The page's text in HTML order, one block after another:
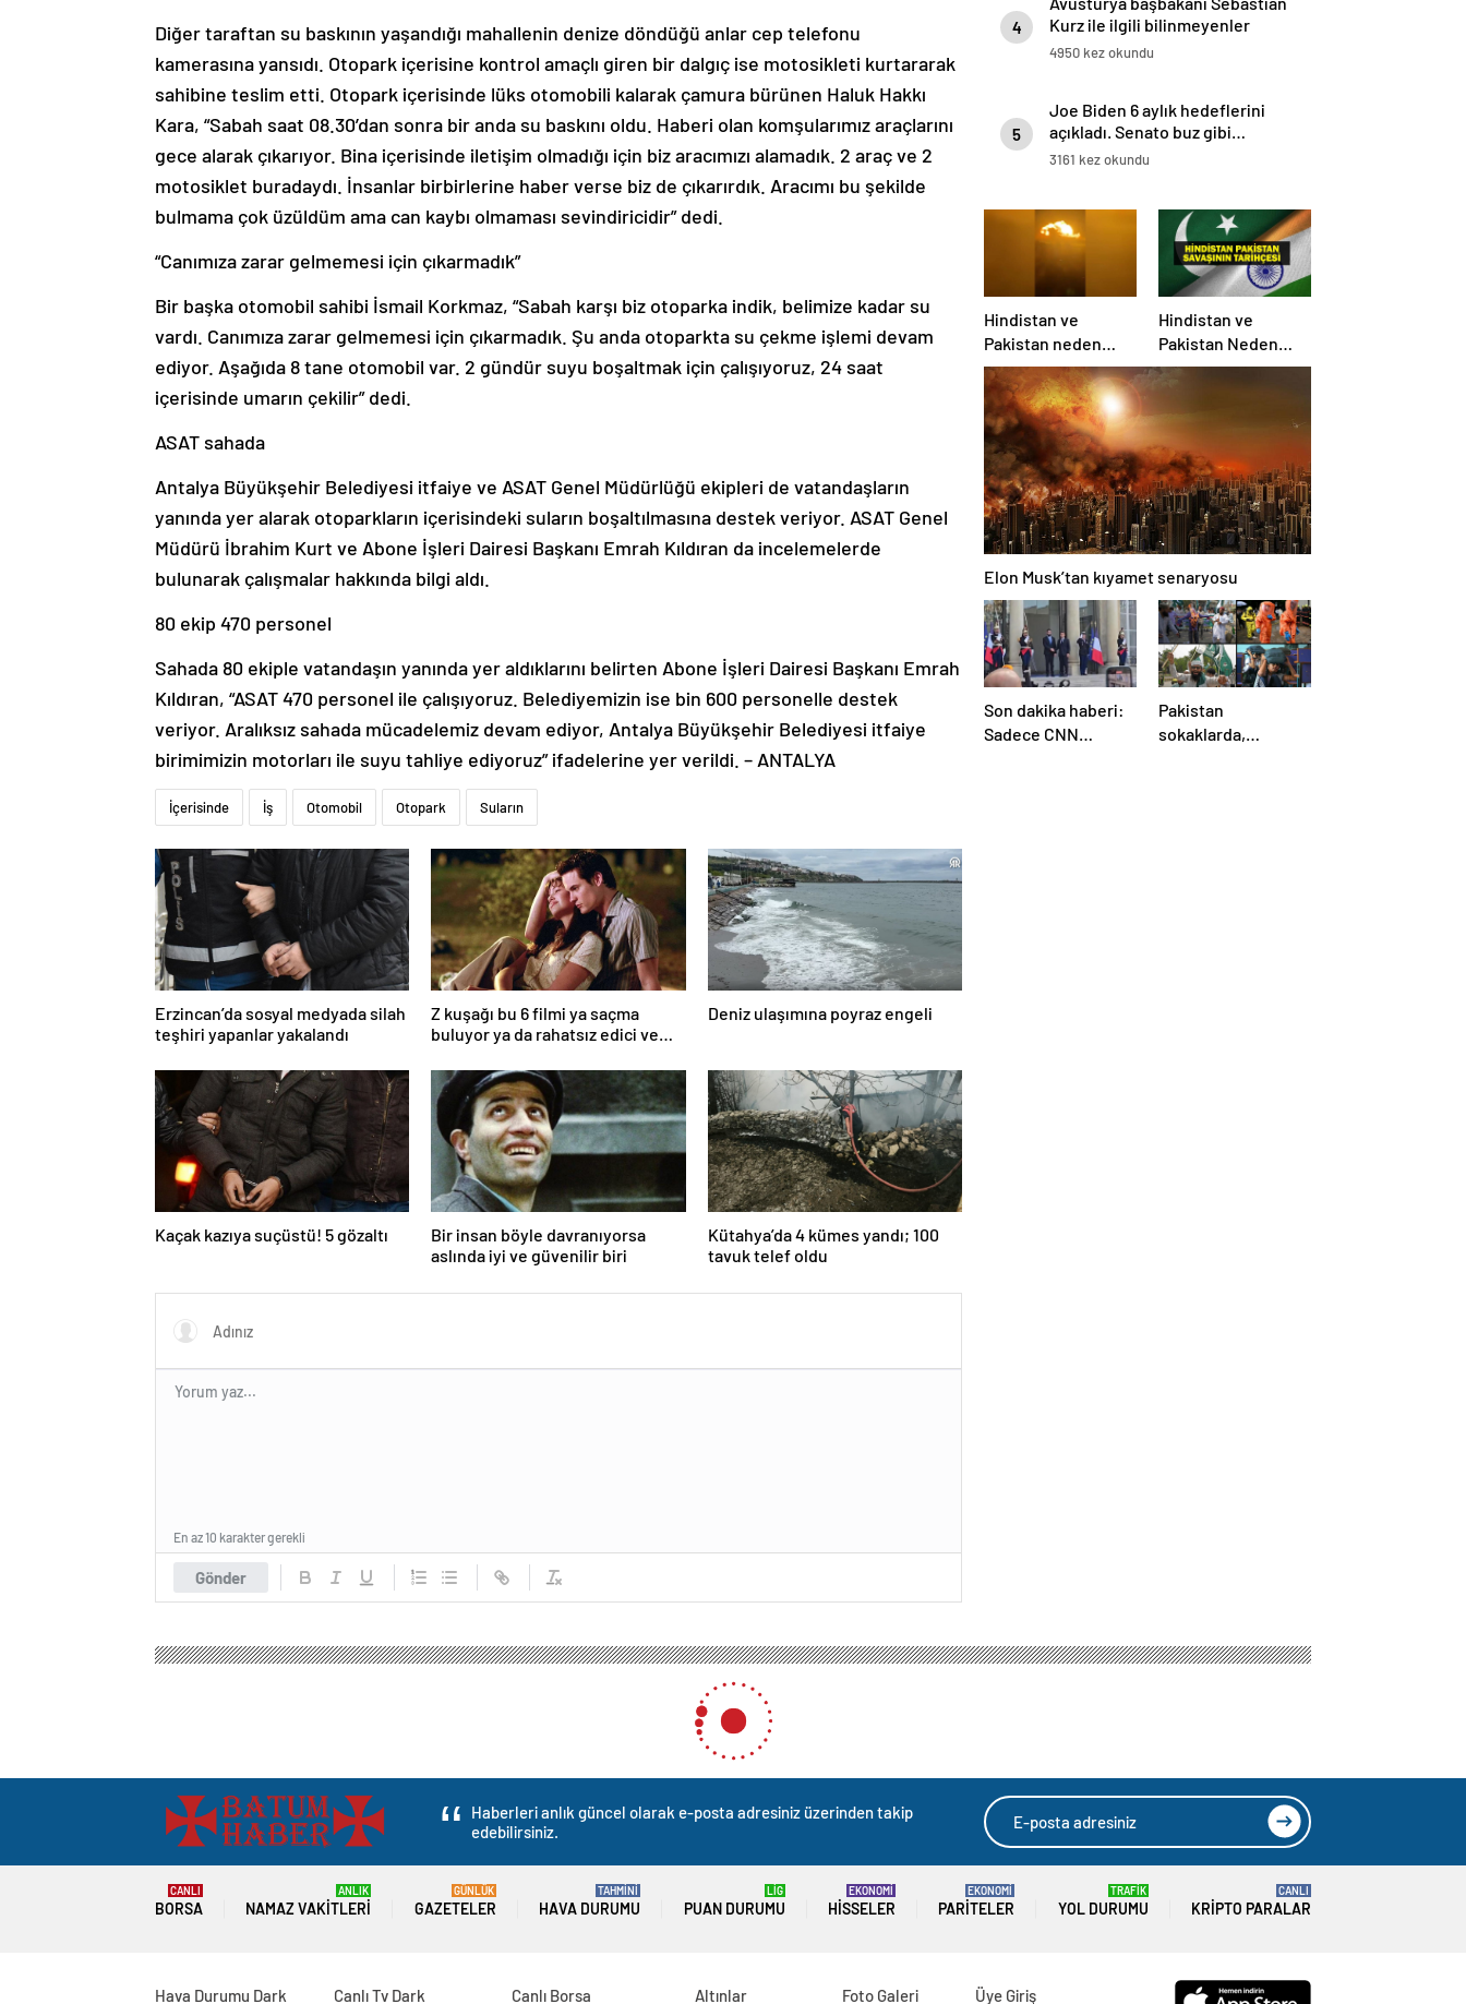
Diğer taraftan su baskının yaşandığı mahallenin denize döndüğü anlar cep telefonu
kamerasına yansıdı. Otopark içerisine kontrol amaçlı giren bir dalgıç ise motosikleti kurtararak
sahibine teslim etti. Otopark içerisinde lüks otomobili kalarak çamura bürünen Haluk Hakkı
Kara, “Sabah saat 08.30’dan sonra bir anda su baskını oldu. Haberi olan komşularımız araçlarını
gece alarak çıkarıyor. Bina içerisinde iletişim olmadığı için biz aracımızı alamadık. 2 araç ve 2
motosiklet buradaydı. İnsanlar birbirlerine haber verse biz de çıkarırdık. Aracımı bu şekilde
bulmama çok üzüldüm ama can kaybı olmaması sevindiricidir” dedi.
“Canımıza zarar gelmemesi için çıkarmadık”
Bir başka otomobil sahibi İsmail Korkmaz, “Sabah karşı biz otoparka indik, belimize kadar su
vardı. Canımıza zarar gelmemesi için çıkarmadık. Şu anda otoparkta su çekme işlemi devam
ediyor. Aşağıda 8 tane otomobil var. 2 gündür suyu boşaltmak için çalışıyoruz, 24 saat
içerisinde umarın çekilir” dedi.
ASAT sahada
Antalya Büyükşehir Belediyesi itfaiye ve ASAT Genel Müdürlüğü ekipleri de vatandaşların
yanında yer alarak otoparkların içerisindeki suların boşaltılmasına destek veriyor. ASAT Genel
Müdürü İbrahim Kurt ve Abone İşleri Dairesi Başkanı Emrah Kıldıran da incelemelerde
bulunarak çalışmalar hakkında bilgi aldı.
80 ekip 470 personel
Sahada 80 ekiple vatandaşın yanında yer aldıklarını belirten Abone İşleri Dairesi Başkanı Emrah
Kıldıran, “ASAT 470 personel ile çalışıyoruz. Belediyemizin ise bin 600 personelle destek
veriyor. Aralıksız sahada mücadelemiz devam ediyor, Antalya Büyükşehir Belediyesi itfaiye
birimimizin motorları ile suyu tahliye ediyoruz” ifadelerine yer verildi. – ANTALYA
İçerisinde İş Otomobil Otopark Suların
Erzincan’da sosyal medyada silah
teşhiri yapanlar yakalandı
Z kuşağı bu 6 filmi ya saçma
buluyor ya da rahatsız edici ve
Deniz ulaşımına poyraz engeli
Kaçak kazıya suçüstü! 5 gözaltı
Bir insan böyle davranıyorsa
aslında iyi ve güvenilir biri
Kütahya’da 4 kümes yandı; 100
tavuk telef oldu
Gönder
En az 10 karakter gerekli
4
Kurz ile ilgili bilinmeyenler
4950 kez okundu
5
Joe Biden 6 aylık hedeflerini
açıkladı. Senato buz gibi…
3161 kez okundu
Hindistan ve
Pakistan neden
savaşıyor?
Hindistan ve
Pakistan Neden
Savaşıyor? Keşmir
Neden Savaş
Başladı? İşte
Hindistan Pakistan
Savaşının Tarihçesi!
Elon Musk’tan kıyamet senaryosu
Son dakika haberi:
Sadece CNN
Pakistan
sokaklarda,
Haberleri anlık güncel olarak e-posta adresiniz üzerinden takip
edebilirsiniz.
BORSA
CANLI
NAMAZ VAKITLERI
ANLIK
GAZETELER
GÜNLÜK
HAVA DURUMU
TAHMİNİ
PUAN DURUMU
LİG
HISSELER
EKONOMİ
PARITELER
EKONOMİ
YOL DURUMU
TRAFİK
KRIPTO PARALAR
CANLI
Hava Durumu Dark Canlı Tv Dark Canlı Borsa Altınlar Foto Galeri Üye Giriş